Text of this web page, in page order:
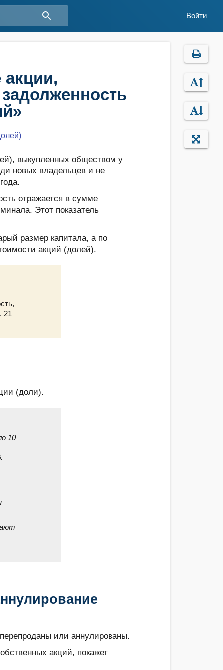
search Войти
выкупленных обществом у
новых владельцев и не
отражается в сумме
Этот показатель
размер капитала, а по
акций (долей).
21
(доли).
10
или аннулированы.
акций, покажет